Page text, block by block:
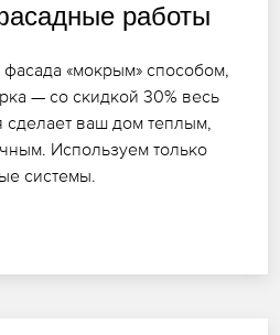
работы
«мокрым» способом,
— со скидкой 30% весь
сделает ваш дом теплым,
Используем только
системы.